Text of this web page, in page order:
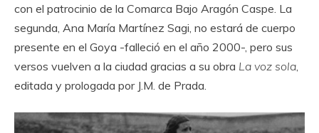
con el patrocinio de la Comarca Bajo Aragón Caspe. La
segunda, Ana María Martínez Sagi, no estará de cuerpo
presente en el Goya -falleció en el año 2000-, pero sus
versos vuelven a la ciudad gracias a su obra La voz sola
editada y prologada por J.M. de Prada.